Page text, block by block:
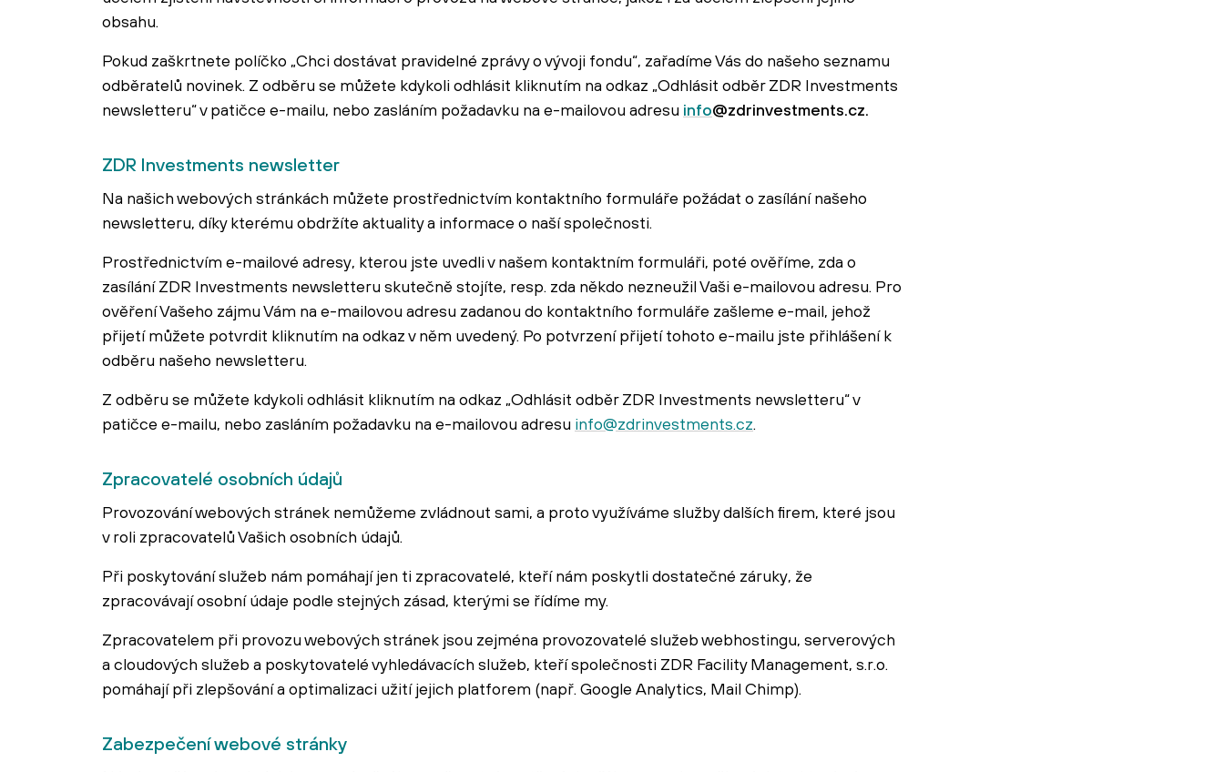
obsahu.
Pokud zaškrtnete políčko „Chci dostávat pravidelné zprávy o vývoji fondu“, zařadíme Vás do našeho seznamu
odběratelů novinek. Z odběru se můžete kdykoli odhlásit kliknutím na odkaz „Odhlásit odběr ZDR Investments
newsletteru“ v patičce e-mailu, nebo zasláním požadavku na e-mailovou adresu info@zdrinvestments.cz.
ZDR Investments newsletter
Na našich webových stránkách můžete prostřednictvím kontaktního formuláře požádat o zasílání našeho
newsletteru, díky kterému obdržíte aktuality a informace o naší společnosti.
Prostřednictvím e-mailové adresy, kterou jste uvedli v našem kontaktním formuláři, poté ověříme, zda o
zasílání ZDR Investments newsletteru skutečně stojíte, resp. zda někdo nezneužil Vaši e-mailovou adresu. Pro
ověření Vašeho zájmu Vám na e-mailovou adresu zadanou do kontaktního formuláře zašleme e-mail, jehož
přijetí můžete potvrdit kliknutím na odkaz v něm uvedený. Po potvrzení přijetí tohoto e-mailu jste přihlášení k
odběru našeho newsletteru.
Z odběru se můžete kdykoli odhlásit kliknutím na odkaz „Odhlásit odběr ZDR Investments newsletteru“ v
patičce e-mailu, nebo zasláním požadavku na e-mailovou adresu info@zdrinvestments.cz.
Zpracovatelé osobních údajů
Provozování webových stránek nemůžeme zvládnout sami, a proto využíváme služby dalších firem, které jsou
v roli zpracovatelů Vašich osobních údajů.
Při poskytování služeb nám pomáhají jen ti zpracovatelé, kteří nám poskytli dostatečné záruky, že
zpracovávají osobní údaje podle stejných zásad, kterými se řídíme my.
Zpracovatelem při provozu webových stránek jsou zejména provozovatelé služeb webhostingu, serverových
a cloudových služeb a poskytovatelé vyhledávacích služeb, kteří společnosti ZDR Facility Management, s.r.o.
pomáhají při zlepšování a optimalizaci užití jejich platforem (např. Google Analytics, Mail Chimp).
Zabezpečení webové stránky